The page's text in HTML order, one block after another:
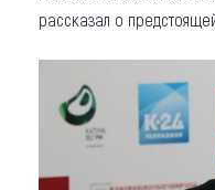
рассказал о